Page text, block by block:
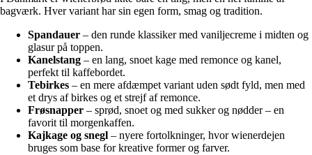
bagværk. Hver variant har sin egen form, smag og tradition.
Spandauer – den runde klassiker med vaniljecreme i midten og
glasur på toppen.
Kanelstang – en lang, snoet kage med remonce og kanel,
perfekt til kaffebordet.
Tebirkes – en mere afdæmpet variant uden sødt fyld, men med
et drys af birkes og et strejf af remonce.
Frøsnapper – sprød, snoet og med sukker og nødder – en
favorit til morgenkaffen.
Kajkage og snegl – nyere fortolkninger, hvor wienerdejen
bruges som base for kreative former og farver.